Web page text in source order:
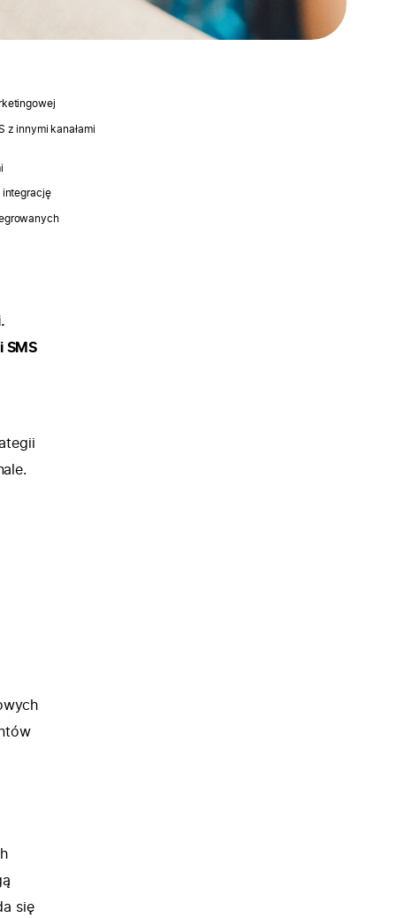
z innymi kanałami
integrację
SMS
się